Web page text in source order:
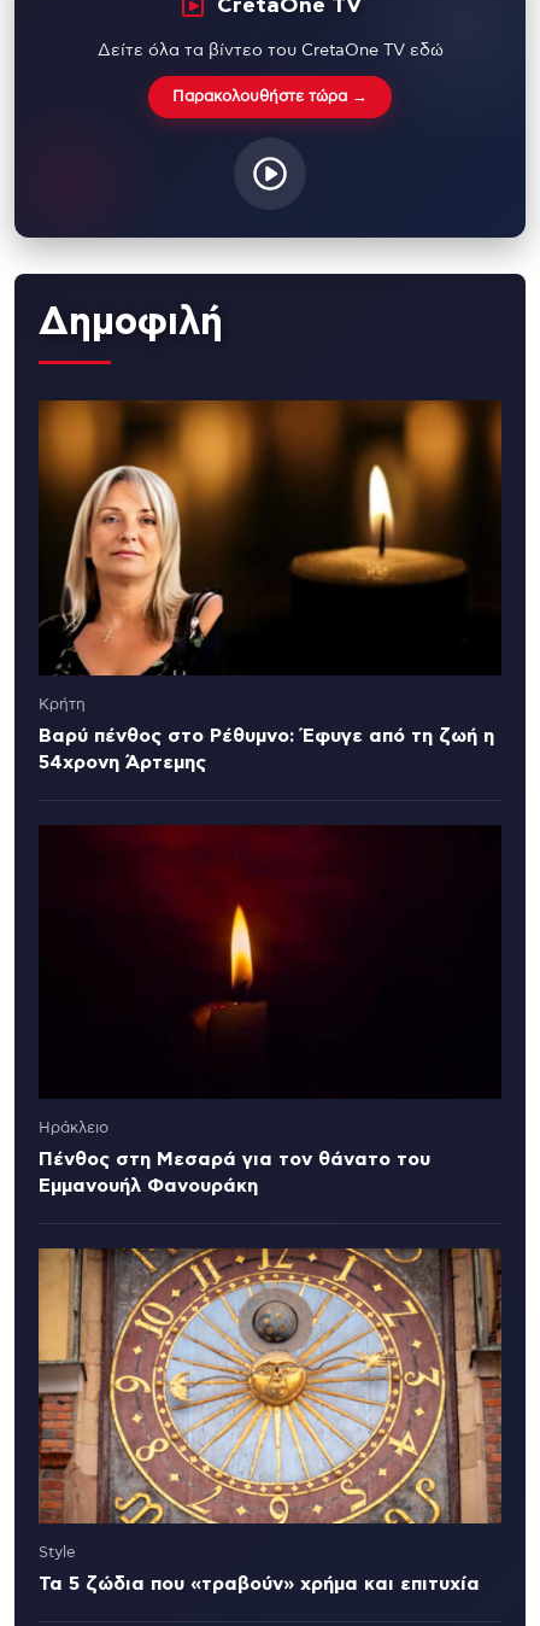
CretaOne TV
Δείτε όλα τα βίντεο του CretaOne TV εδώ
Παρακολουθήστε τώρα →
Δημοφιλή
Κρήτη
Βαρύ πένθος στο Ρέθυμνο: Έφυγε από τη ζωή η
54χρονη Άρτεμης
Ηράκλειο
Πένθος στη Μεσαρά για τον θάνατο του
Εμμανουήλ Φανουράκη
Style
Τα 5 ζώδια που «τραβούν» χρήμα και επιτυχία